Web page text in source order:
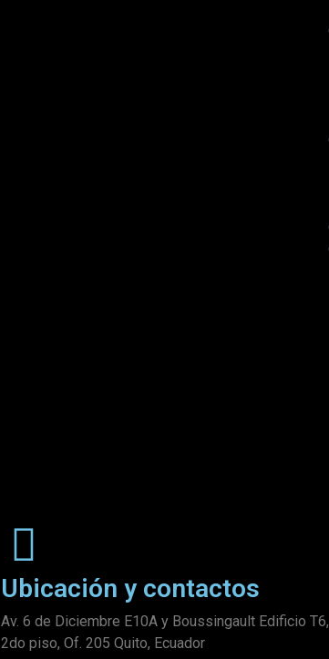
Ubicación y contactos
Av. 6 de Diciembre E10A y Boussingault Edificio T6,
2do piso, Of. 205 Quito, Ecuador